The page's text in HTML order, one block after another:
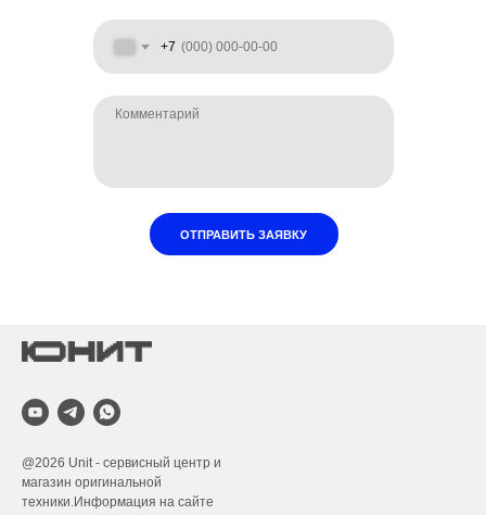
+7
ОТПРАВИТЬ ЗАЯВКУ
@2026 Unit - сервисный центр и
магазин оригинальной
техники.Информация на сайте